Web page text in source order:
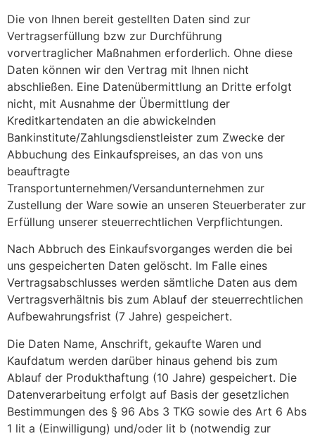
Die von Ihnen bereit gestellten Daten sind zur
Vertragserfüllung bzw zur Durchführung
vorvertraglicher Maßnahmen erforderlich. Ohne diese
Daten können wir den Vertrag mit Ihnen nicht
abschließen. Eine Datenübermittlung an Dritte erfolgt
nicht, mit Ausnahme der Übermittlung der
Kreditkartendaten an die abwickelnden
Bankinstitute/Zahlungsdienstleister zum Zwecke der
Abbuchung des Einkaufspreises, an das von uns
beauftragte
Transportunternehmen/Versandunternehmen zur
Zustellung der Ware sowie an unseren Steuerberater zur
Erfüllung unserer steuerrechtlichen Verpflichtungen.
Nach Abbruch des Einkaufsvorganges werden die bei
uns gespeicherten Daten gelöscht. Im Falle eines
Vertragsabschlusses werden sämtliche Daten aus dem
Vertragsverhältnis bis zum Ablauf der steuerrechtlichen
Aufbewahrungsfrist (7 Jahre) gespeichert.
Die Daten Name, Anschrift, gekaufte Waren und
Kaufdatum werden darüber hinaus gehend bis zum
Ablauf der Produkthaftung (10 Jahre) gespeichert. Die
Datenverarbeitung erfolgt auf Basis der gesetzlichen
Bestimmungen des § 96 Abs 3 TKG sowie des Art 6 Abs
1 lit a (Einwilligung) und/oder lit b (notwendig zur